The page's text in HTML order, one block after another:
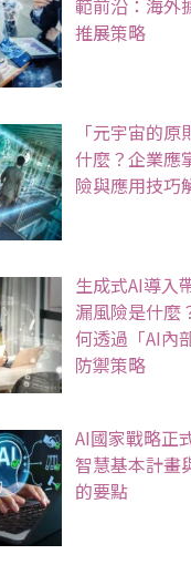
範前沿：海外
推展策略
「元宇宙的
什麼？企業應
險與應用技巧
生成式AI導入
漏風險是什麼
何透過「AI內
防禦策略
AI國家戰略正
智慧基本計畫
的要點